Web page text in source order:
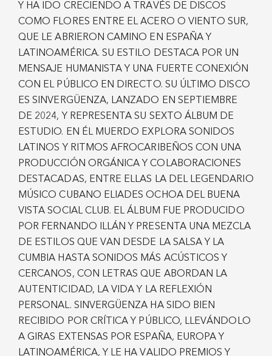
Y HA IDO CRECIENDO A TRAVÉS DE DISCOS
COMO FLORES ENTRE EL ACERO O VIENTO SUR,
QUE LE ABRIERON CAMINO EN ESPAÑA Y
LATINOAMÉRICA. SU ESTILO DESTACA POR UN
MENSAJE HUMANISTA Y UNA FUERTE CONEXIÓN
CON EL PÚBLICO EN DIRECTO. SU ÚLTIMO DISCO
ES SINVERGÜENZA, LANZADO EN SEPTIEMBRE
DE 2024, Y REPRESENTA SU SEXTO ÁLBUM DE
ESTUDIO. EN ÉL MUERDO EXPLORA SONIDOS
LATINOS Y RITMOS AFROCARIBEÑOS CON UNA
PRODUCCIÓN ORGÁNICA Y COLABORACIONES
DESTACADAS, ENTRE ELLAS LA DEL LEGENDARIO
MÚSICO CUBANO ELIADES OCHOA DEL BUENA
VISTA SOCIAL CLUB. EL ÁLBUM FUE PRODUCIDO
POR FERNANDO ILLÁN Y PRESENTA UNA MEZCLA
DE ESTILOS QUE VAN DESDE LA SALSA Y LA
CUMBIA HASTA SONIDOS MÁS ACÚSTICOS Y
CERCANOS, CON LETRAS QUE ABORDAN LA
AUTENTICIDAD, LA VIDA Y LA REFLEXIÓN
PERSONAL. SINVERGÜENZA HA SIDO BIEN
RECIBIDO POR CRÍTICA Y PÚBLICO, LLEVÁNDOLO
A GIRAS EXTENSAS POR ESPAÑA, EUROPA Y
LATINOAMÉRICA, Y LE HA VALIDO PREMIOS Y